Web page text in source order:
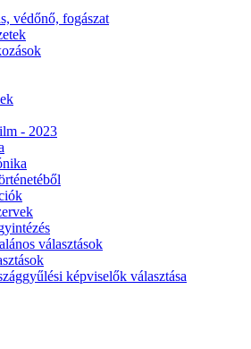
védőnő, fogászat
- 2023
választások
képviselők választása